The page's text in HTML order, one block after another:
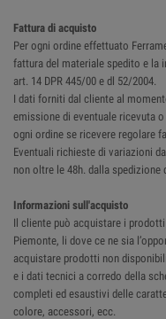
Fattura di acquisto
Per ogni ordine effettuato
fattura del materiale spedito e la
art. 14 DPR 445/00 e dl 52/2004.
I dati forniti dal cliente al
emissione di eventuale ricevuta
ogni ordine se ricevere regolare
Eventuali richieste di variazioni
non oltre le 48h. dalla spedizione
Informazioni sull'acquisto
Il cliente può acquistare i
Piemonte, li dove ce ne sia
acquistare prodotti non
e i dati tecnici a corredo della
completi ed esaustivi delle
colore, accessori, ecc.